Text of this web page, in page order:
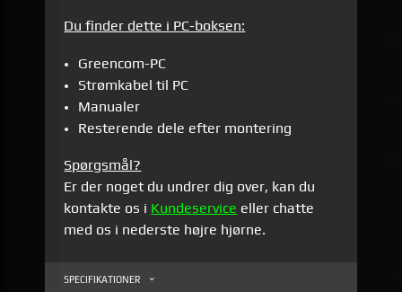
Du finder dette i PC-boksen:
Greencom-PC
Strømkabel til PC
Manualer
Resterende dele efter montering
Spørgsmål?
Er der noget du undrer dig over, kan du
kontakte os i Kundeservice eller chatte
med os i nederste højre hjørne.
SPECIFIKATIONER